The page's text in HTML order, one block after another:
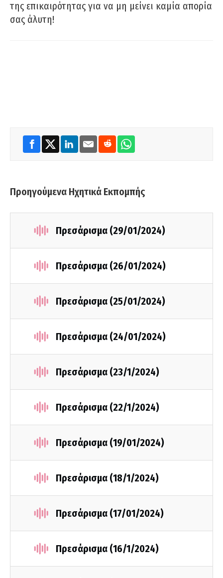
της επικαιρότητας για να μη μείνει καμία απορία
σας άλυτη!
Προηγούμενα Ηχητικά Εκπομπής
Πρεσάρισμα (29/01/2024)
Πρεσάρισμα (26/01/2024)
Πρεσάρισμα (25/01/2024)
Πρεσάρισμα (24/01/2024)
Πρεσάρισμα (23/1/2024)
Πρεσάρισμα (22/1/2024)
Πρεσάρισμα (19/01/2024)
Πρεσάρισμα (18/1/2024)
Πρεσάρισμα (17/01/2024)
Πρεσάρισμα (16/1/2024)